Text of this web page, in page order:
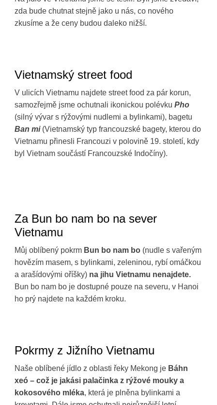
zda bude chutnat stejně jako u nás, co nového
zkusíme a že ceny budou daleko nižší.
Vietnamský street food
V ulicích Vietnamu najdete street food za pár korun,
samozřejmě jsme ochutnali ikonickou polévku Pho
(silný vývar s rýžovými nudlemi a bylinkami), bagetu
Ban mi(Vietnamský typ francouzské bagety, kterou do
Vietnamu přinesli Francouzi v polovině 19. století, kdy
byl Vietnam součástí Francouzské Indočíny).
Za Bun bo nam bo na sever
Vietnamu
Můj oblíbený pokrm Bun bo nam bo (nudle s vařeným
hovězím masem, s bylinkami, zeleninou, rybí omáčkou
a arašídovými oříšky) na jihu Vietnamu nenajdete.
Bun bo nam bo je dostupné pouze na severu, v Hanoi
ho prý najdete na každém kroku.
Pokrmy z Jižního Vietnamu
Naše oblíbené jídlo z oblasti řeky Mekong je Báhn
xeó – což je jakási palačinka z rýžové mouky a
kokosového mléka, která je plněna bylinkami a